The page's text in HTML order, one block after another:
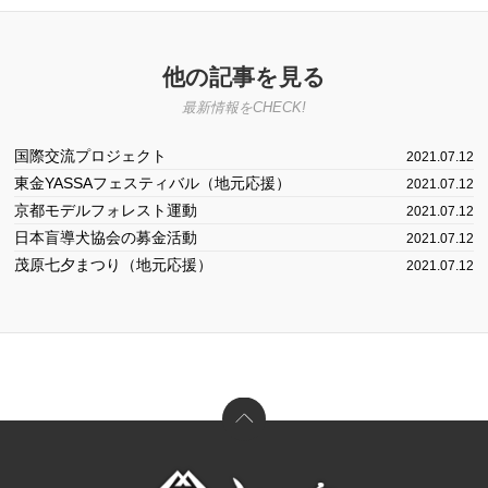
他の記事を見る
最新情報をCHECK!
国際交流プロジェクト 2021.07.12
東金YASSAフェスティバル（地元応援） 2021.07.12
京都モデルフォレスト運動 2021.07.12
日本盲導犬協会の募金活動 2021.07.12
茂原七夕まつり（地元応援） 2021.07.12